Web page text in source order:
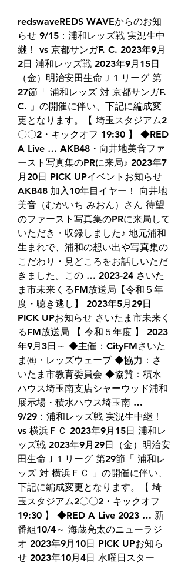
redswaveREDS WAVEからのお知
らせ 9/15：浦和レッズ戦 実況生中
継！ vs 京都サンガF. C. 2023年9月
2日 浦和レッズ戦 2023年9月15日
（金）明治安田生命Ｊ１リーグ 第
27節「 浦和レッズ 対 京都サンガF.
C. 」の開催に伴い、下記に編成変
更となります。【 埼玉スタジアム2
〇〇2・キックオフ 19:30 】 ◆RED
A Live … AKB48・向井地美音ファ
ースト写真集のPRに来局♪ 2023年7
月20日 PICK UPイベントお知らせ
AKB48 加入10年目イヤー！ 向井地
美音（むかいち みおん）さん 待望
のファースト写真集のPRに来局して
いただき・収録しました♪ 地元浦和
生まれで、浦和の想い出や写真集の
こだわり・見どころをお話しいただ
きました。この … 2023-24 さいた
ま市未来くるFM放送局【令和５年
度・聴き逃し】 2023年5月29日
PICK UPお知らせ さいたま市未来く
るFM放送局 【 令和５年度 】 2023
年9月3日～ ◆主催：CityFMさいた
ま㈱・レッズウェーブ ◆協力：さ
いたま市教育委員会 ◆協賛：積水
ハウス埼玉南支店シャーウッド浦和
展示場・積水ハウス埼玉南 …
9/29：浦和レッズ戦 実況生中継！
vs 横浜ＦＣ 2023年9月15日 浦和レ
ッズ戦 2023年9月29日（金）明治安
田生命Ｊ１リーグ 第29節「 浦和レ
ッズ 対 横浜ＦＣ 」の開催に伴い、
下記に編成変更となります。【 埼
玉スタジアム2〇〇2・キックオフ
19:30 】 ◆RED A Live 2023 … 新
番組10/4～ 海蔵亮太のニューラジ
オ 2023年9月10日 PICK UPお知ら
せ 2023年10月4日 水曜日スター